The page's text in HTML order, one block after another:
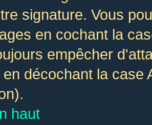
signature. Vous
en cochant la
empêcher
en décochant la
haut